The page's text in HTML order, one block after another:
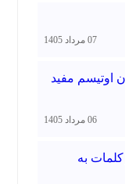
07 مرداد 1405
اوتیسم مفید
06 مرداد 1405
به